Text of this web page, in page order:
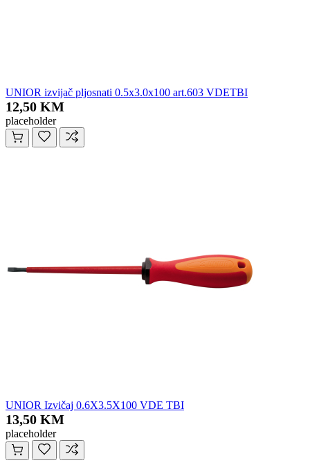
UNIOR izvijač pljosnati 0.5x3.0x100 art.603 VDETBI
12,50 KM
placeholder
UNIOR Izvičaj 0.6X3.5X100 VDE TBI
13,50 KM
placeholder